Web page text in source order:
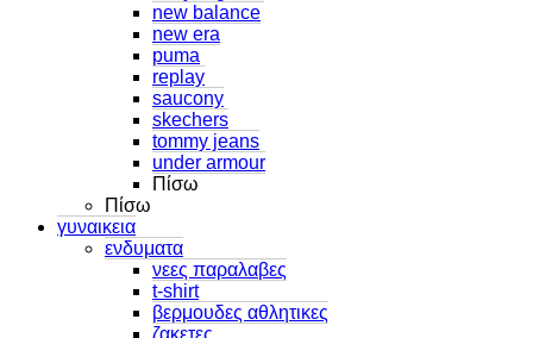
new balance
new era
puma
replay
saucony
skechers
tommy jeans
under armour
Πίσω
Πίσω
γυναικεια
ενδυματα
νεες παραλαβες
t-shirt
βερμουδες αθλητικες